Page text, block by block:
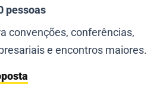
pessoas
convenções, conferências,
e encontros maiores.